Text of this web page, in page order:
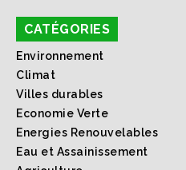
CATÉGORIES
Environnement
Climat
Villes durables
Economie Verte
Energies Renouvelables
Eau et Assainissement